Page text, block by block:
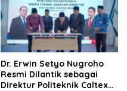
‎Dr. Erwin Setyo Nugroho
Resmi Dilantik sebagai
Direktur Politeknik Caltex